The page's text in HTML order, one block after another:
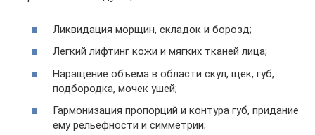
Ликвидация морщин, складок и борозд;
Легкий лифтинг кожи и мягких тканей лица;
Наращение объема в области скул, щек, губ,
подбородка, мочек ушей;
Гармонизация пропорций и контура губ, придание
ему рельефности и симметрии;